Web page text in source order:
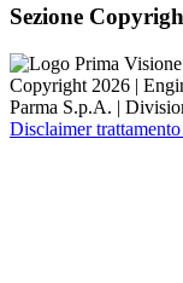
Sezione
Copyright 2026 |
Parma S.p.A. |
Disclaimer